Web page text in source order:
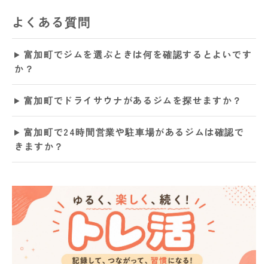
よくある質問
富加町でジムを選ぶときは何を確認するとよいです
か？
富加町でドライサウナがあるジムを探せますか？
富加町で24時間営業や駐車場があるジムは確認で
きますか？